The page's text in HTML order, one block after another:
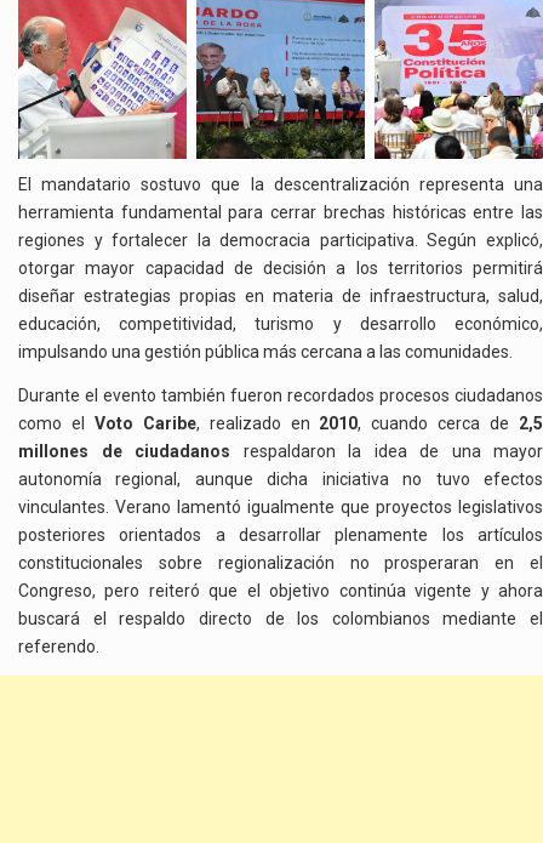
El mandatario sostuvo que la descentralización representa una
herramienta fundamental para cerrar brechas históricas entre las
regiones y fortalecer la democracia participativa. Según explicó,
otorgar mayor capacidad de decisión a los territorios permitirá
diseñar estrategias propias en materia de infraestructura, salud,
educación, competitividad, turismo y desarrollo económico,
impulsando una gestión pública más cercana a las comunidades.
Durante el evento también fueron recordados procesos ciudadanos
como el Voto Caribe, realizado en 2010, cuando cerca de 2,5
millones de ciudadanos respaldaron la idea de una mayor
autonomía regional, aunque dicha iniciativa no tuvo efectos
vinculantes. Verano lamentó igualmente que proyectos legislativos
posteriores orientados a desarrollar plenamente los artículos
constitucionales sobre regionalización no prosperaran en el
Congreso, pero reiteró que el objetivo continúa vigente y ahora
buscará el respaldo directo de los colombianos mediante el
referendo.